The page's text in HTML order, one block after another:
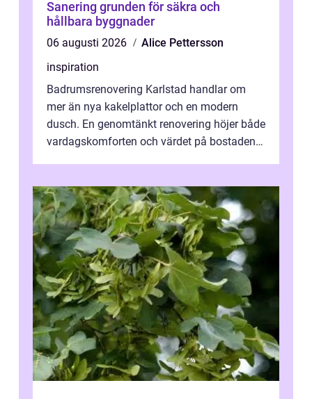
Sanering grunden för säkra och
hållbara byggnader
06 augusti 2026
Alice Pettersson
inspiration
Badrumsrenovering Karlstad handlar om
mer än nya kakelplattor och en modern
dusch. En genomtänkt renovering höjer både
vardagskomforten och värdet på bostaden.